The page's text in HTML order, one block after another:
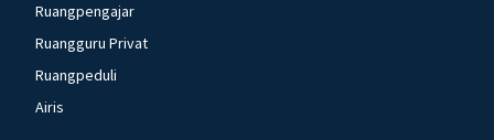
Ruangpengajar
Ruangguru Privat
Ruangpeduli
Airis